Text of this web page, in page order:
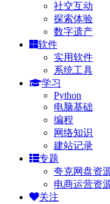
社交互动
探索体验
数字遗产
软件
实用软件
系统工具
学习
Python
电脑基础
编程
网络知识
建站记录
专题
夸克网盘资
电商运营资
关注